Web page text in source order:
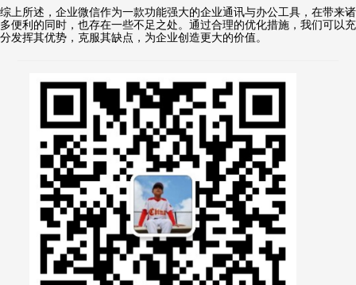
综上所述，企业微信作为一款功能强大的企业通讯与办公工具，在带来诸
多便利的同时，也存在一些不足之处。通过合理的优化措施，我们可以充
分发挥其优势，克服其缺点，为企业创造更大的价值。